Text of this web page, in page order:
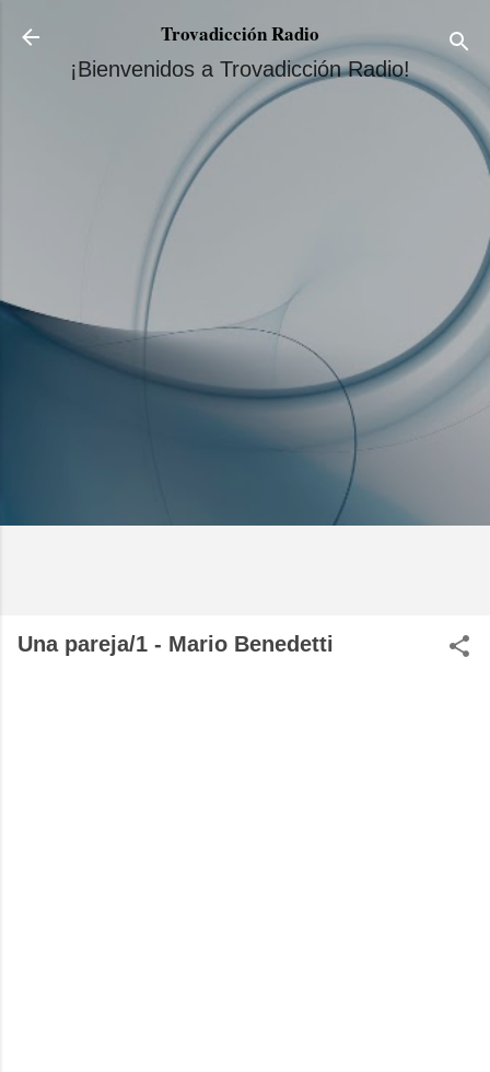
Ir al contenido principal
Trovadicción Radio
¡Bienvenidos a Trovadicción Radio!
Una pareja/1 - Mario Benedetti